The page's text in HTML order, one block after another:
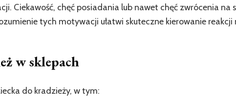
Ciekawość, chęć posiadania lub nawet chęć zwrócenia na
tych motywacji ułatwi skuteczne kierowanie reakcji
w sklepach
do kradzieży, w tym: